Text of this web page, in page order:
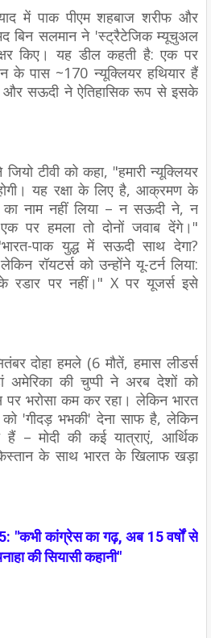
में पाक पीएम शहबाज शरीफ और
बिन सलमान ने 'स्ट्रैटेजिक म्यूचुअल
किए। यह डील कहती है: एक पर
के पास ~170 न्यूक्लियर हथियार हैं
और सऊदी ने ऐतिहासिक रूप से इसके
टीवी को कहा, "हमारी न्यूक्लियर
यह रक्षा के लिए है, आक्रमण के
नाम नहीं लिया – न सऊदी ने, न
पर हमला तो दोनों जवाब देंगे।"
पाक युद्ध में सऊदी साथ देगा?
रॉयटर्स को उन्होंने यू-टर्न लिया:
रडार पर नहीं।" X पर यूजर्स इसे
दोहा हमले (6 मौतें, हमास लीडर्स
अमेरिका की चुप्पी ने अरब देशों को
भरोसा कम कर रहा। लेकिन भारत
'गीदड़ भभकी' देना साफ है, लेकिन
– मोदी की कई यात्राएं, आर्थिक
के साथ भारत के खिलाफ खड़ा
"कभी कांग्रेस का गढ़, अब 15 वर्षों से
की सियासी कहानी"